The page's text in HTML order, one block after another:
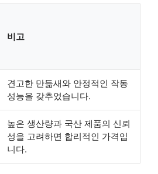
비고
견고한 만듦새와 안정적인 작동
성능을 갖추었습니다.
높은 생산량과 국산 제품의 신뢰
성을 고려하면 합리적인 가격입
니다.